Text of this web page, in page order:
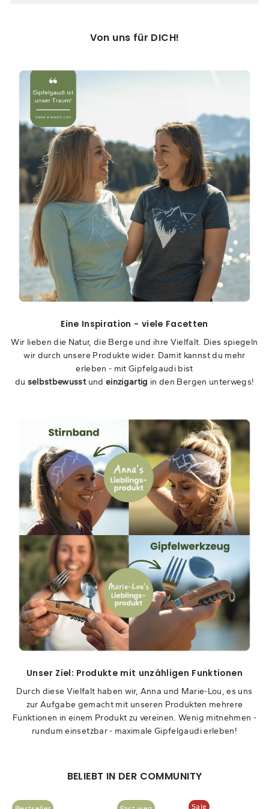
Von uns für DICH!
Eine Inspiration - viele Facetten
Wir lieben die Natur, die Berge und ihre Vielfalt. Dies spiegeln
wir durch unsere Produkte wider. Damit kannst du mehr
erleben - mit Gipfelgaudi bist
du selbstbewusst und einzigartig in den Bergen unterwegs!
Unser Ziel: Produkte mit unzähligen Funktionen
Durch diese Vielfalt haben wir, Anna und Marie-Lou, es uns
zur Aufgabe gemacht mit unseren Produkten mehrere
Funktionen in einem Produkt zu vereinen. Wenig mitnehmen -
rundum einsetzbar - maximale Gipfelgaudi erleben!
BELIEBT IN DER COMMUNITY
Sale